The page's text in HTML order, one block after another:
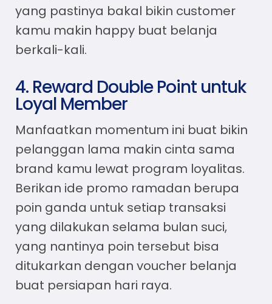
yang pastinya bakal bikin customer
kamu makin happy buat belanja
berkali-kali.
4. Reward Double Point untuk
Loyal Member
Manfaatkan momentum ini buat bikin
pelanggan lama makin cinta sama
brand kamu lewat program loyalitas.
Berikan ide promo ramadan berupa
poin ganda untuk setiap transaksi
yang dilakukan selama bulan suci,
yang nantinya poin tersebut bisa
ditukarkan dengan voucher belanja
buat persiapan hari raya.